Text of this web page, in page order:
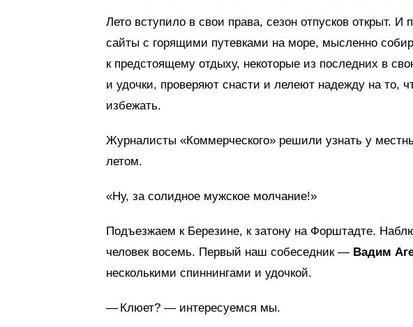
Лето вступило в свои права, сезон отпусков открыт.
сайты с горящими путевками на море, мысленно
к предстоящему отдыху, некоторые из последних в
и удочки, проверяют снасти и лелеют надежду на то,
избежать.
Журналисты «Коммерческого» решили узнать у
летом.
«Ну, за солидное мужское молчание!»
Подъезжаем к Березине, к затону на Форштадте.
человек восемь. Первый наш собеседник — Вадим
несколькими спиннингами и удочкой.
— Клюет? — интересуемся мы.